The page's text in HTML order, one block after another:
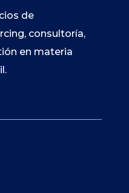
de
consultoría,
en materia